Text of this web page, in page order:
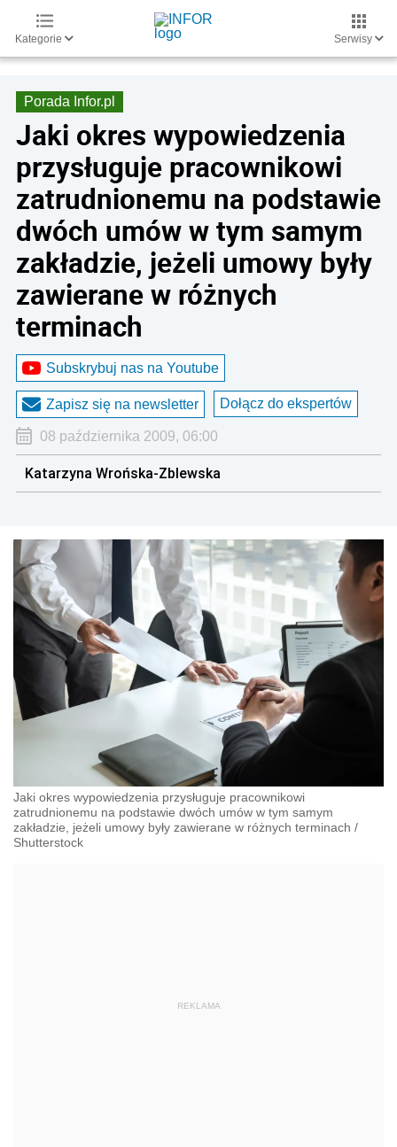
Kategorie Serwisy
Porada Infor.pl
Jaki okres wypowiedzenia
przysługuje pracownikowi
zatrudnionemu na podstawie
dwóch umów w tym samym
zakładzie, jeżeli umowy były
zawierane w różnych
terminach
Subskrybuj nas na Youtube
Zapisz się na newsletter Dołącz do ekspertów
08 października 2009, 06:00
Katarzyna Wrońska-Zblewska
Jaki okres wypowiedzenia przysługuje pracownikowi
zatrudnionemu na podstawie dwóch umów w tym samym
zakładzie, jeżeli umowy były zawierane w różnych terminach /
Shutterstock